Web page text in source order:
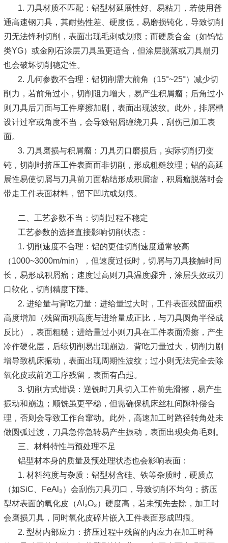
1. 刀具材质不匹配：铝型材延展性好、易粘刀，若使用普
通高速钢刀具，其耐热性差、硬度低，易磨损钝化，导致切削
刃无法锋利切削，表面出现毛刺或划痕；而硬质合金（如钨钴
类YG）或金刚石涂层刀具虽更适合，但涂层脱落或刀具崩刃
也会破坏切削稳定性。
2. 几何参数不合理：铝切削需大前角（15°~25°）减少切
削力，若前角过小，切削阻力增大，易产生积屑瘤；后角过小
则刀具后刀面与工件摩擦加剧，表面出现波纹。此外，排屑槽
设计过窄或角度不当，会导致铝屑缠绕刀具，刮伤已加工表
面。
3. 刀具磨损与积屑瘤：刀具刃口磨损后，实际切削刃变
钝，切削时挤压工件表面而非切削，形成粗糙纹理；铝的高延
展性易使切屑与刀具前刀面粘结形成积屑瘤，积屑瘤脱落时会
带走工件表面材料，留下凹坑或划痕。
二、工艺参数不当：切削过程不稳定
工艺参数的选择直接影响切削状态：
1. 切削速度不合理：铝的更佳切削速度通常较高
（1000~3000m/min），但速度过低时，切屑与刀具接触时间
长，易形成积屑瘤；速度过高则刀具温度骤升，涂层失效或刃
口软化，切削精度下降。
2. 进给量与背吃刀量：进给量过大时，工件表面残留面积
高度增加（残留面积高度与进给量成正比，与刀具圆角半径成
反比），表面粗糙；进给量过小则刀具在工件表面滑擦，产生
冷作硬化层，后续切削易出现崩边。背吃刀量过大，切削力剧
增导致机床振动，表面出现周期性波纹；过小则无法完全去除
氧化皮或前道工序残留，表面有凸起。
3. 切削方式错误：逆铣时刀具切入工件前先滑擦，易产生
振动和崩边；顺铣虽更平稳，但需确保机床丝杠间隙补偿合
理，否则会导致工作台窜动。此外，高速加工时路径转角处未
做圆弧过渡，刀具急停急转易产生振动，表面出现尖角毛刺。
三、材料特性与预处理不足
铝型材本身的质量及预处理状态也会影响表面：
1. 材料纯度与杂质：铝型材含硅、铁等杂质时，硬质点
（如SiC、FeAl₃）会刮伤刀具刃口，导致切削不均匀；挤压
型材表面的氧化皮（Al₂O₃）硬度高，若未预先去除，加工时
会磨损刀具，同时氧化皮碎片嵌入工件表面形成凹痕。
2. 型材内部应力：挤压过程中残留的内应力在加工时释